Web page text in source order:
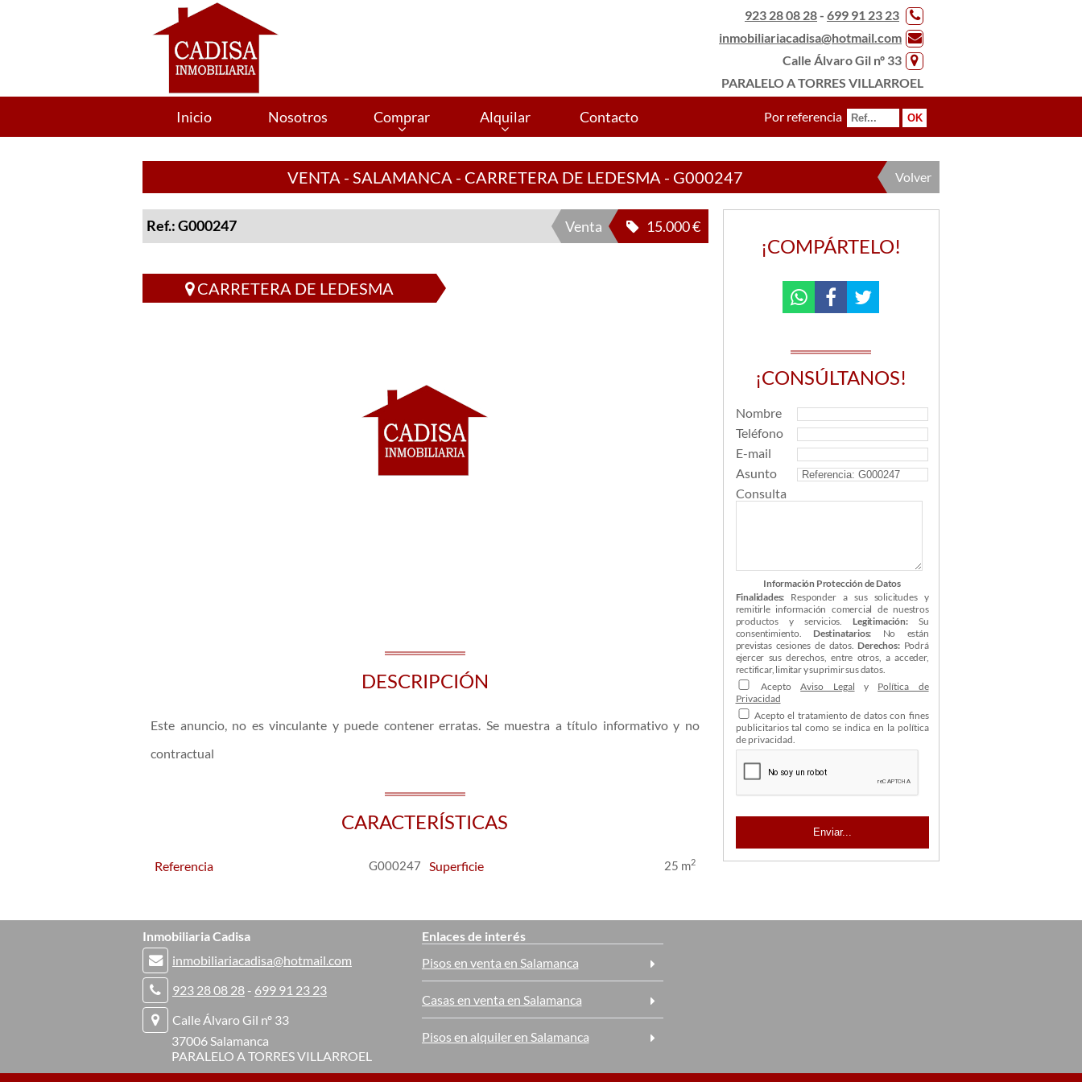
923 28 08 28- 699 91 23 23
inmobiliariacadisa@hotmail.com
Calle Álvaro Gil nº 33
PARALELO A TORRES VILLARROEL
Inicio Nosotros Comprar Alquilar Contacto Por referencia
VENTA - SALAMANCA - CARRETERA DE LEDESMA - G000247 Volver
Ref.: G000247 Venta 15.000 €
CARRETERA DE LEDESMA
DESCRIPCIÓN
Este anuncio, no es vinculante y puede contener erratas. Se muestra a título informativo y no
contractual
CARACTERÍSTICAS
Referencia G000247 Superficie 25 m2
¡COMPÁRTELO!
¡CONSÚLTANOS!
Nombre
Teléfono
E-mail
Asunto
Consulta
Información Protección de Datos
Finalidades: Responder a sus solicitudes y
remitirle información comercial de nuestros
productos y servicios. Legitimación:Su
consentimiento. Destinatarios: No están
previstas cesiones de datos. Derechos:Podrá
ejercer sus derechos, entre otros, a acceder,
rectificar, limitar y suprimir sus datos.
AceptoAviso Legal y Política de
Privacidad
Acepto el tratamiento de datos con fines
publicitarios tal como se indica en la política
de privacidad.
Inmobiliaria Cadisa
inmobiliariacadisa@hotmail.com
923 28 08 28 - 699 91 23 23
Calle Álvaro Gil nº 33
37006 Salamanca
PARALELO A TORRES VILLARROEL
Enlaces de interés
Pisos en venta en Salamanca
Casas en venta en Salamanca
Pisos en alquiler en Salamanca